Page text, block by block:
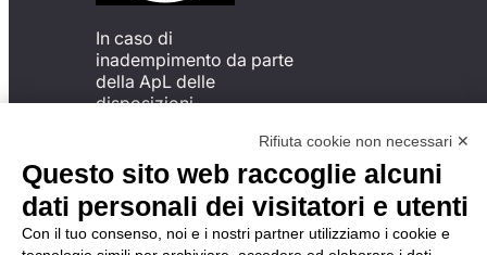
In caso di
inadempimento da parte
della ApL delle
disposizioni
possibile presentare un
reclamo
all’Organismo di
Monitoraggio utilizzando
una delle modalità
Rifiuta cookie non necessari ✕
Questo sito web raccoglie alcuni
dati personali dei visitatori e utenti
Con il tuo consenso, noi e i nostri partner utilizziamo i cookie e